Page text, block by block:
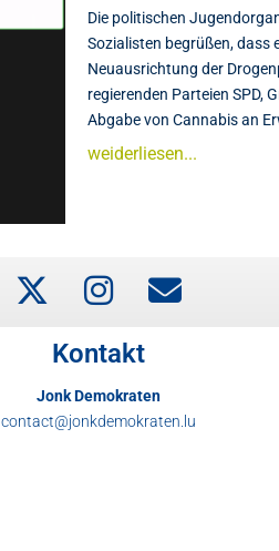
Die politischen
Sozialisten begrüßen, dass
Neuausrichtung der
regierenden Parteien SPD,
Abgabe von Cannabis an
weiderliesen...
Kontakt
Jonk Demokraten
contact@jonkdemokraten.lu